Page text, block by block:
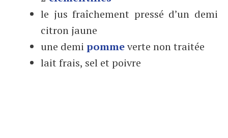
le jus fraîchement pressé d’un demi
citron jaune
une demi pommeverte non traitée
lait frais, sel et poivre